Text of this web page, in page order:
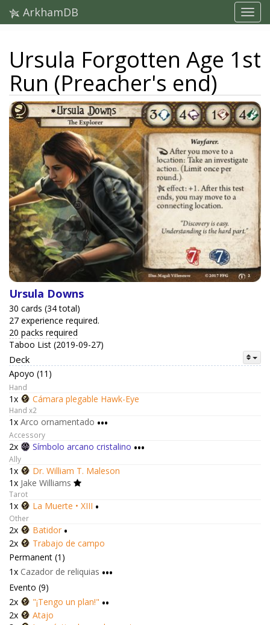
ArkhamDB
Ursula Forgotten Age 1st
Run (Preacher's end)
Ursula Downs
30 cards (34 total)
27 experience required.
20 packs required
Taboo List (2019-09-27)
Deck
Apoyo (11)
Hand
1x Cámara plegable Hawk-Eye
Hand x2
1x Arco ornamentado •••
Accessory
2x Símbolo arcano cristalino •••
Ally
1x
Dr. William T. Maleson
1x Jake Williams
Tarot
1x La Muerte • XIII •
Other
2x Batidor •
2x
Trabajo de campo
Permanent (1)
1x Cazador de reliquias •••
Evento (9)
2x
"¡Tengo un plan!" ••
2x
Atajo